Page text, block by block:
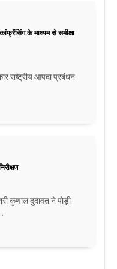
के माध्यम से समीक्षा
राष्ट्रीय आपदा प्रबंधन
कुणाल दुदावत ने पोड़ी